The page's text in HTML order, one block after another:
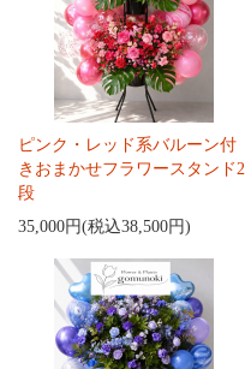
ピンク・レッド系バルーン付
きおまかせフラワースタンド2
段
35,000円(税込38,500円)